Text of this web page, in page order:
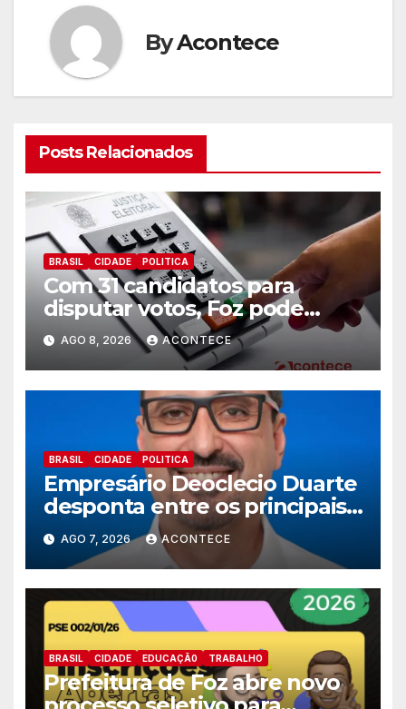
ByAcontece
Posts Relacionados
BRASIL CIDADE POLITICA
Com 31 candidatos para
disputar votos, Foz pode
perder representatividade
AGO 8, 2026 ACONTECE
BRASIL CIDADE POLITICA
Empresário Deoclecio Duarte
desponta entre os principais
nomes do União Brasil para
deputado estadual
AGO 7, 2026 ACONTECE
BRASIL CIDADE EDUCAÇÃ0 TRABALHO
Prefeitura de Foz abre novo